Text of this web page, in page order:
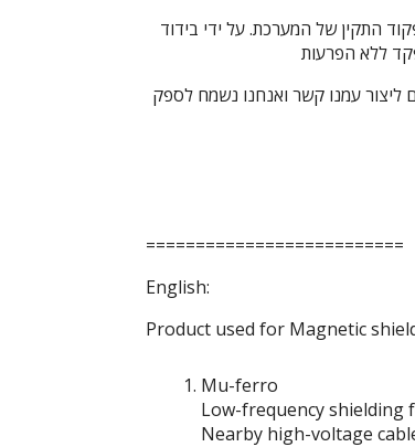
התקין של המערכת. על ידי בידוד
ללא הפרעות
ליצור עמנו קשר ואנחנו נשמח לספק
==========================
English:
Product used for Magnetic
Mu-ferro
Low-frequency shielding
Nearby high-voltage